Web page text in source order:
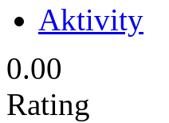
Aktivity
0.00
Rating